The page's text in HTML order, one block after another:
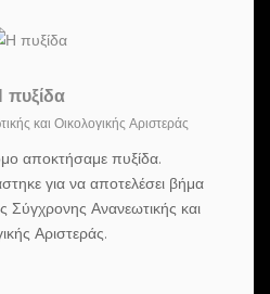
πυξίδα
και Οικολογικής Αριστεράς
αποκτήσαμε πυξίδα.
για να αποτελέσει βήμα
Σύγχρονης Ανανεωτικής και
Αριστεράς.